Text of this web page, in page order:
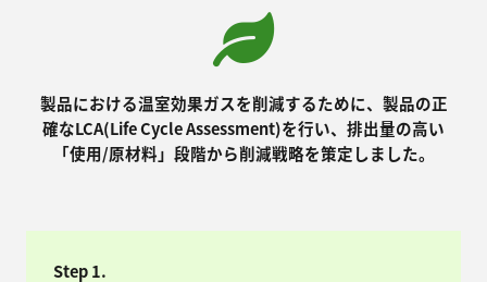
製品における温室効果ガスを削減するために、製品の正
確なLCA(Life Cycle Assessment)を行い、排出量の高い
「使用/原材料」段階から削減戦略を策定しました。
Step 1.